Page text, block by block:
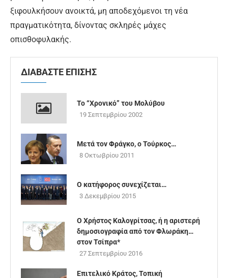
ξιφουλκήσουν ανοικτά, μη αποδεχόμενοι τη νέα
πραγματικότητα, δίνοντας σκληρές μάχες
οπισθοφυλακής.
ΔΙΑΒΑΣΤΕ ΕΠΙΣΗΣ
Το “Χρονικό” του Μολύβου
19 Σεπτεμβρίου 2002
Μετά τον Φράγκο, ο Τούρκος…
8 Οκτωβρίου 2011
Ο κατήφορος συνεχίζεται…
3 Δεκεμβρίου 2015
Ο Χρήστος Καλογρίτσας, ή η αριστερή
δημοσιογραφία από τον Φλωράκη…
στον Τσίπρα*
27 Σεπτεμβρίου 2016
Επιτελικό Κράτος, Τοπική